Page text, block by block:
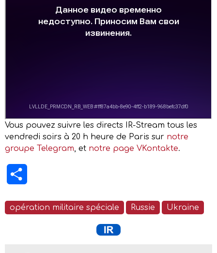
Vous pouvez suivre les directs IR-Stream tous les
vendredi soirs à 20 h heure de Paris sur notre
groupe Telegram , et notre page VKontakte.
opération militaire spéciale Russie Ukraine